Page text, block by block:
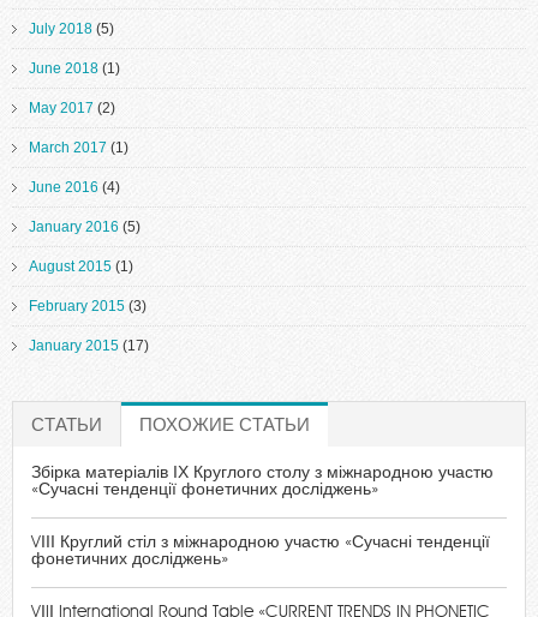
July 2018 (5)
June 2018 (1)
May 2017 (2)
March 2017 (1)
June 2016 (4)
January 2016 (5)
August 2015 (1)
February 2015 (3)
January 2015 (17)
СТАТЬИ ПОХОЖИЕ СТАТЬИ
Збірка матеріалів ІХ Круглого столу з міжнародною участю
«Сучасні тенденції фонетичних досліджень»
VІІІ Круглий стіл з міжнародною участю «Сучасні тенденції
фонетичних досліджень»
VІIІ International Round Table «CURRENT TRENDS IN PHONETIC